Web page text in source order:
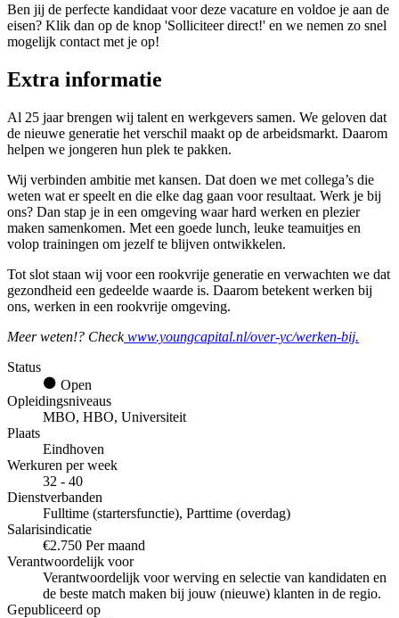
Ben jij de perfecte kandidaat voor deze vacature en voldoe je aan de
eisen? Klik dan op de knop 'Solliciteer direct!' en we nemen zo snel
mogelijk contact met je op!
Extra informatie
Al 25 jaar brengen wij talent en werkgevers samen. We geloven dat
de nieuwe generatie het verschil maakt op de arbeidsmarkt. Daarom
helpen we jongeren hun plek te pakken.
Wij verbinden ambitie met kansen. Dat doen we met collega’s die
weten wat er speelt en die elke dag gaan voor resultaat. Werk je bij
ons? Dan stap je in een omgeving waar hard werken en plezier
maken samenkomen. Met een goede lunch, leuke teamuitjes en
volop trainingen om jezelf te blijven ontwikkelen.
Tot slot staan wij voor een rookvrije generatie en verwachten we dat
gezondheid een gedeelde waarde is. Daarom betekent werken bij
ons, werken in een rookvrije omgeving.
Meer weten!? Checkwww.youngcapital.nl/over-yc/werken-bij.
Status
Open
Opleidingsniveaus
MBO, HBO, Universiteit
Plaats
Eindhoven
Werkuren per week
32 - 40
Dienstverbanden
Fulltime (startersfunctie), Parttime (overdag)
Salarisindicatie
€2.750 Per maand
Verantwoordelijk voor
Verantwoordelijk voor werving en selectie van kandidaten en
de beste match maken bij jouw (nieuwe) klanten in de regio.
Gepubliceerd op